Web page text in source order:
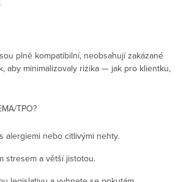
plně kompatibilní, neobsahují zakázané
aby minimalizovaly rizika — jak pro klientku,
TPO?
alergiemi nebo citlivými nehty.
stresem a větší jistotou.